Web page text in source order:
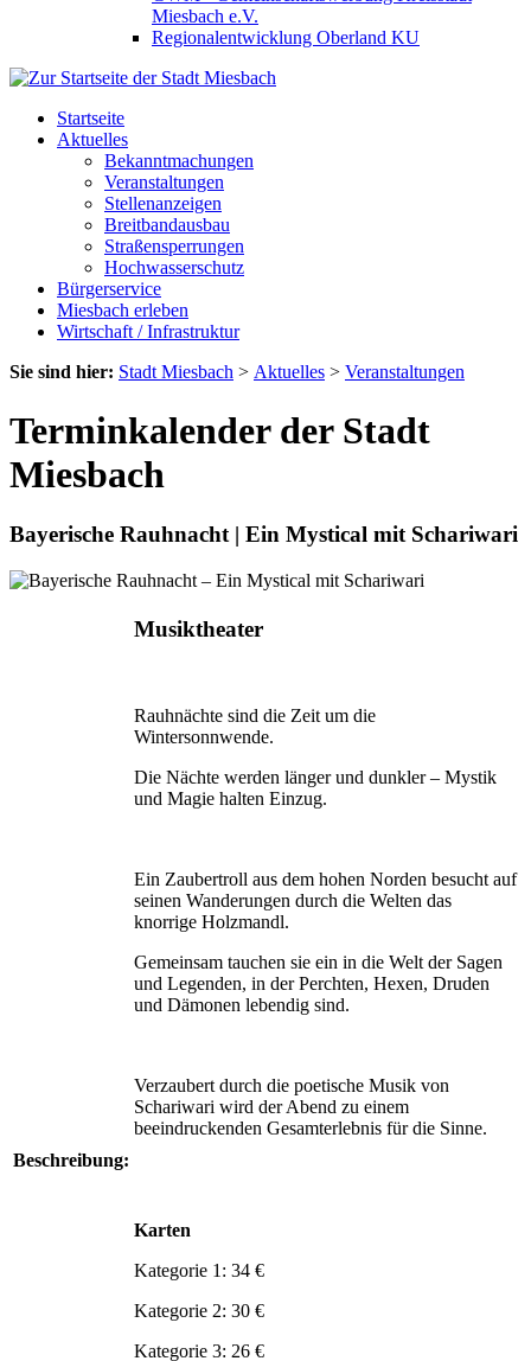
Miesbach e.V.
Regionalentwicklung Oberland KU
Startseite
Aktuelles
Bekanntmachungen
Veranstaltungen
Stellenanzeigen
Breitbandausbau
Straßensperrungen
Hochwasserschutz
Bürgerservice
Miesbach erleben
Wirtschaft / Infrastruktur
Sie sind hier: Stadt Miesbach > Aktuelles > Veranstaltungen
Terminkalender der Stadt
Miesbach
Bayerische Rauhnacht | Ein Mystical mit Schariwari
Beschreibung:
Musiktheater
Rauhnächte sind die Zeit um die
Wintersonnwende.
Die Nächte werden länger und dunkler – Mystik
und Magie halten Einzug.
Ein Zaubertroll aus dem hohen Norden besucht auf
seinen Wanderungen durch die Welten das
knorrige Holzmandl.
Gemeinsam tauchen sie ein in die Welt der Sagen
und Legenden, in der Perchten, Hexen, Druden
und Dämonen lebendig sind.
Verzaubert durch die poetische Musik von
Schariwari wird der Abend zu einem
beeindruckenden Gesamterlebnis für die Sinne.
Karten
Kategorie 1: 34 €
Kategorie 2: 30 €
Kategorie 3: 26 €